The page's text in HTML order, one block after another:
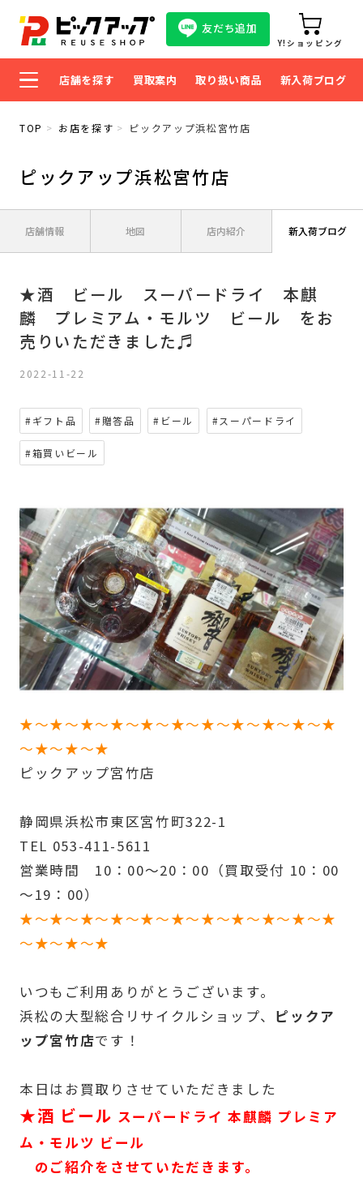
友だち追加
Y!ショッピング
店舗を探す 買取案内 取り扱い商品 新入荷ブログ
TOP お店を探す ピックアップ浜松宮竹店
ピックアップ浜松宮竹店
店舗情報 地図 店内紹介 新入荷ブログ
★酒 ビール スーパードライ 本麒
麟 プレミアム・モルツ ビール をお
売りいただきました♬
2022-11-22
#ギフト品 #贈答品 #ビール #スーパードライ
#箱買いビール
★～★～★～★～★～★～★～★～★～★～★
～★～★～★
ピックアップ宮竹店
静岡県浜松市東区宮竹町322-1
TEL 053-411-5611
営業時間 10：00～20：00（買取受付 10：00
～19：00）
★～★～★～★～★～★～★～★～★～★～★
～★～★～★
いつもご利用ありがとうございます。
浜松の大型総合リサイクルショップ、 ピックア
ップ宮竹店です！
本日はお買取りさせていただきました
★酒 ビール スーパードライ 本麒麟 プレミア
ム・モルツ ビール
のご紹介をさせていただきます。